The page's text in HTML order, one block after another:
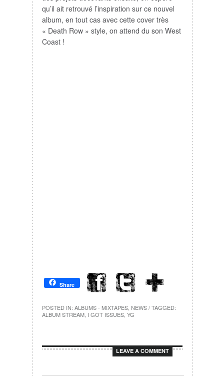
qu’il ait retrouvé l’inspiration sur ce nouvel
album, en tout cas avec cette cover très
« Death Row » style, on attend du son West
Coast !
Share
POSTED IN: ALBUMS - MIXTAPES, NEWS / TAGGED:
ALBUM STREAM, I GOT ISSUES, YG
LEAVE A COMMENT